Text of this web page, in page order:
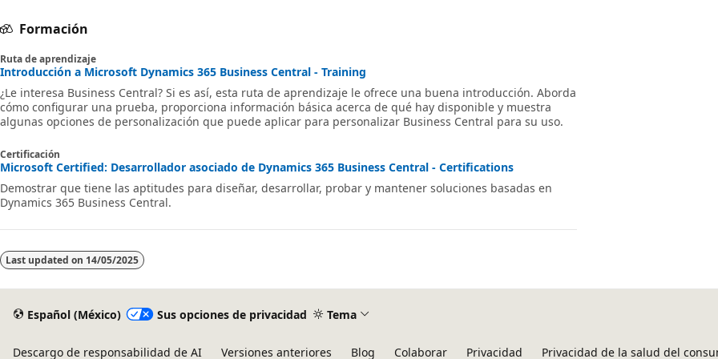
Formación
Ruta de aprendizaje
Introducción a Microsoft Dynamics 365 Business Central - Training
¿Le interesa Business Central? Si es así, esta ruta de aprendizaje le ofrece una buena introducción. Aborda
cómo configurar una prueba, proporciona información básica acerca de qué hay disponible y muestra
algunas opciones de personalización que puede aplicar para personalizar Business Central para su uso.
Certificación
Microsoft Certified: Desarrollador asociado de Dynamics 365 Business Central - Certifications
Demostrar que tiene las aptitudes para diseñar, desarrollar, probar y mantener soluciones basadas en
Dynamics 365 Business Central.
Last updated on 14/05/2025
Español (México) Sus opciones de privacidad Tema
Descargo de responsabilidad de AI Versiones anteriores Blog Colaborar Privacidad Privacidad de la salud del